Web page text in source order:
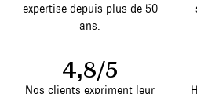
expertise depuis plus de 50
ans.
4,8/5
Nos clients expriment leur